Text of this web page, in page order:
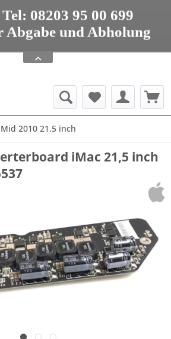
Tel: 08203 95 00 699
und Abholung
Vereinbarung
Upgrades und Zubehör
08203 95 00 699
2010 21.5 inch
iMac 21,5 inch